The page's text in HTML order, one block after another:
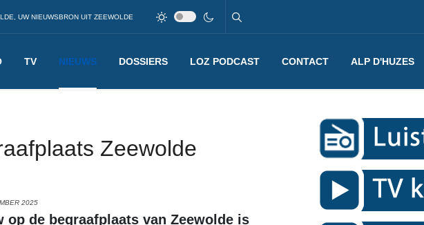
UW NIEUWSBRON UIT ZEEWOLDE
TV NIEUWS DOSSIERS LOZ PODCAST CONTACT ALP D'HUZES
Zeewolde
2025